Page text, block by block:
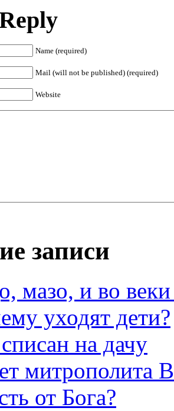
Name (required)
Mail (will not be published) (required)
Website
записи
мазо, и во веки
уходят дети?
на дачу
митрополита
от Бога?